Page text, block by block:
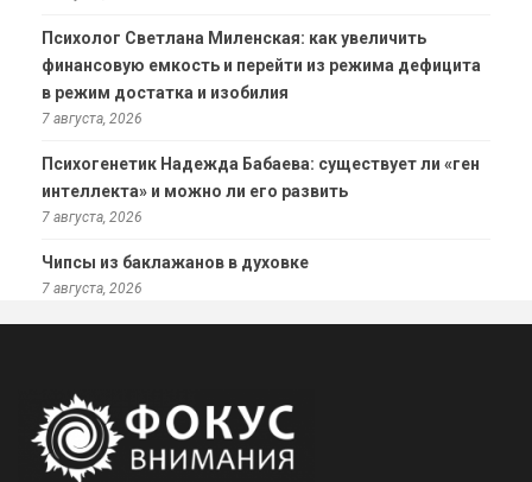
Психолог Светлана Миленская: как увеличить
финансовую емкость и перейти из режима дефицита
в режим достатка и изобилия
7 августа, 2026
Психогенетик Надежда Бабаева: существует ли «ген
интеллекта» и можно ли его развить
7 августа, 2026
Чипсы из баклажанов в духовке
7 августа, 2026